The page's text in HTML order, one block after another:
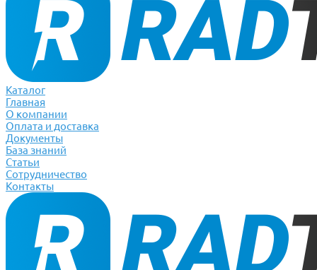
Каталог
Главная
О компании
Оплата и доставка
Документы
База знаний
Статьи
Сотрудничество
Контакты